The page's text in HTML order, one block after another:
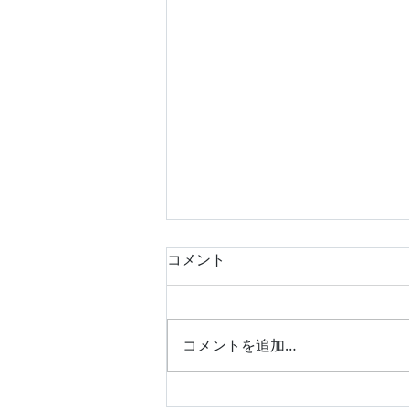
平成25年式 スズキ エブリ
コメント
コメントを追加…